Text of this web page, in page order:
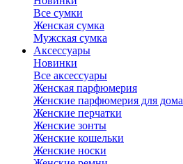
Все сумки
Женская сумка
Мужская сумка
Аксессуары
Новинки
Все аксессуары
Женская парфюмерия
Женские парфюмерия для дома
Женские перчатки
Женские зонты
Женские кошельки
Женские носки